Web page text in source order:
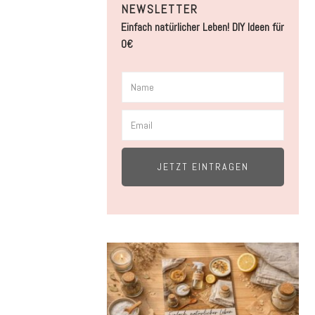
NEWSLETTER
Einfach natürlicher Leben! DIY Ideen für
0€
JETZT EINTRAGEN